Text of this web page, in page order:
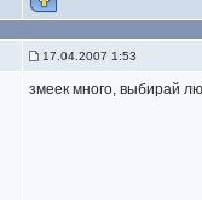
17.04.2007 1:53
змеек много, выбирай